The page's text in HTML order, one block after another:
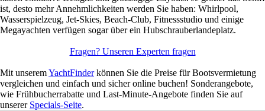
ist, desto mehr Annehmlichkeiten werden Sie haben: Whirlpool,
Wasserspielzeug, Jet-Skies, Beach-Club, Fitnessstudio und einige
Megayachten verfügen sogar über ein Hubschrauberlandeplatz.
Fragen? Unseren Experten fragen
Mit unseremYachtFinderkönnen Sie die Preise für Bootsvermietung
vergleichen und einfach und sicher online buchen! Sonderangebote,
wie Frühbucherrabatte und Last-Minute-Angebote finden Sie auf
unserer Specials-Seite.